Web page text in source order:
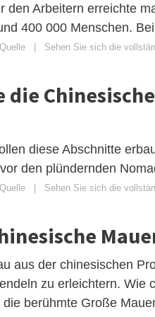
den Arbeitern erreichte
400 000 Menschen.
| Sehen Sie sich die
die
diese Abschnitte
den plündernden
| Sehen Sie sich die
aus der chinesischen
zu erleichtern. Wie
berühmte Große